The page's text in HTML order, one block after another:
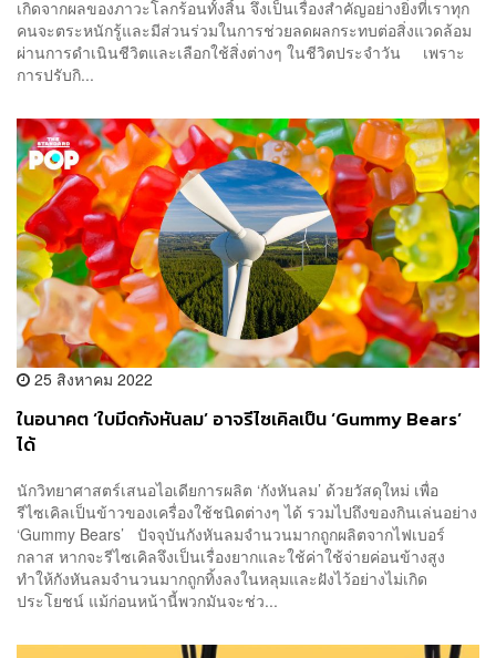
เกิดจากผลของภาวะโลกร้อนทั้งสิ้น จึงเป็นเรื่องสำคัญอย่างยิ่งที่เราทุก
คนจะตระหนักรู้และมีส่วนร่วมในการช่วยลดผลกระทบต่อสิ่งแวดล้อม
ผ่านการดำเนินชีวิตและเลือกใช้สิ่งต่างๆ ในชีวิตประจำวัน เพราะ
การปรับกิ...
25 สิงหาคม 2022
ในอนาคต ‘ใบมีดกังหันลม’ อาจรีไซเคิลเป็น ‘Gummy Bears’
ได้
นักวิทยาศาสตร์เสนอไอเดียการผลิต ‘กังหันลม’ ด้วยวัสดุใหม่ เพื่อ
รีไซเคิลเป็นข้าวของเครื่องใช้ชนิดต่างๆ ได้ รวมไปถึงของกินเล่นอย่าง
‘Gummy Bears’ ปัจจุบันกังหันลมจำนวนมากถูกผลิตจากไฟเบอร์
กลาส หากจะรีไซเคิลจึงเป็นเรื่องยากและใช้ค่าใช้จ่ายค่อนข้างสูง
ทำให้กังหันลมจำนวนมากถูกทิ้งลงในหลุมและฝังไว้อย่างไม่เกิด
ประโยชน์ แม้ก่อนหน้านี้พวกมันจะช่ว...